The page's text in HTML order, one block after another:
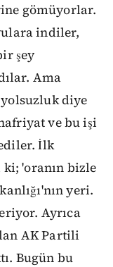
gömüyorlar.
indiler,
şey
Ama
diye
ve bu işi
İlk
'oranın bizle
yeri.
Ayrıca
AK Partili
Bugün bu